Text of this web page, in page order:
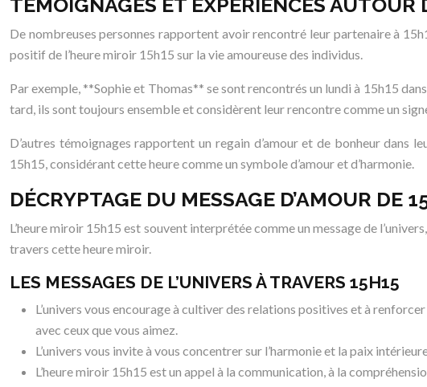
De nombreuses personnes rapportent avoir rencontré leur partenaire à
positif de l’heure miroir 15h15 sur la vie amoureuse des individus.
Par exemple, **Sophie et Thomas** se sont rencontrés un lundi à 15h15
tard, ils sont toujours ensemble et considèrent leur rencontre comme un
D’autres témoignages rapportent un regain d’amour et de bonheur dans
15h15, considérant cette heure comme un symbole d’amour et d’harmonie.
DÉCRYPTAGE DU MESSAGE D’AMOUR DE
L’heure miroir 15h15 est souvent interprétée comme un message de
travers cette heure miroir.
LES MESSAGES DE L’UNIVERS À TRAVERS 15H15
L’univers vous encourage à cultiver des relations positives et à
avec ceux que vous aimez.
L’univers vous invite à vous concentrer sur l’harmonie et la paix
L’heure miroir 15h15 est un appel à la communication, à la